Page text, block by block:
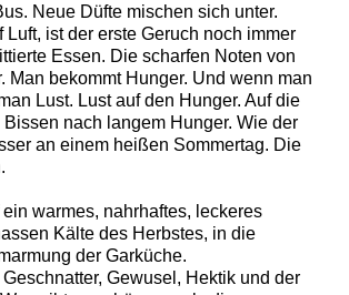
Neue Düfte mischen sich unter.
Luft, ist der erste Geruch noch immer
Essen. Die scharfen Noten von
Man bekommt Hunger. Und wenn man
Lust. Lust auf den Hunger. Auf die
Bissen nach langem Hunger. Wie der
an einem heißen Sommertag. Die
warmes, nahrhaftes, leckeres
Kälte des Herbstes, in die
der Garküche.
Gewusel, Hektik und der